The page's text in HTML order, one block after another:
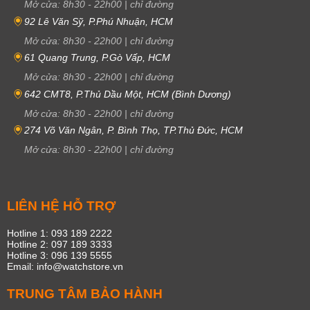
Mở cửa: 8h30 - 22h00 | chỉ đường
92 Lê Văn Sỹ, P.Phú Nhuận, HCM
Mở cửa: 8h30 - 22h00 | chỉ đường
61 Quang Trung, P.Gò Vấp, HCM
Mở cửa: 8h30 - 22h00 | chỉ đường
642 CMT8, P.Thủ Dầu Một, HCM (Bình Dương)
Mở cửa: 8h30 - 22h00 | chỉ đường
274 Võ Văn Ngân, P. Bình Thọ, TP.Thủ Đức, HCM
Mở cửa: 8h30 - 22h00 | chỉ đường
LIÊN HỆ HỖ TRỢ
Hotline 1: 093 189 2222
Hotline 2: 097 189 3333
Hotline 3: 096 139 5555
Email: info@watchstore.vn
TRUNG TÂM BẢO HÀNH